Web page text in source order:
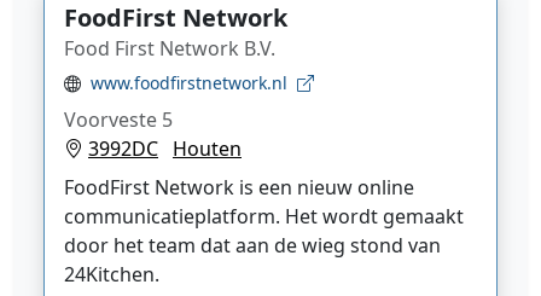
FoodFirst Network
Food First Network B.V.
www.foodfirstnetwork.nl
Voorveste 5
3992DC Houten
FoodFirst Network is een nieuw online
communicatieplatform. Het wordt gemaakt
door het team dat aan de wieg stond van
24Kitchen.